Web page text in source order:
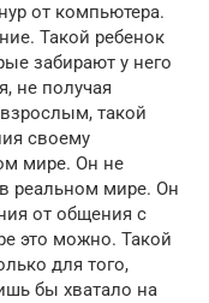
от компьютера.
Такой ребенок
забирают у него
не получая
такой
своему
мире. Он не
реальном мире. Он
от общения с
это можно. Такой
для того,
бы хватало на